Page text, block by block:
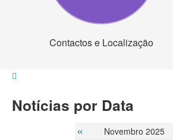
Contactos e Localização
Notícias por Data
« Novembro 2025